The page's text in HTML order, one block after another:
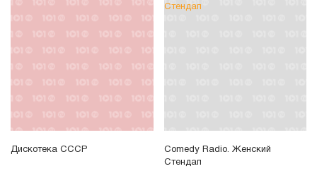
Дискотека СССР
Comedy Radio. Женский
Стендап